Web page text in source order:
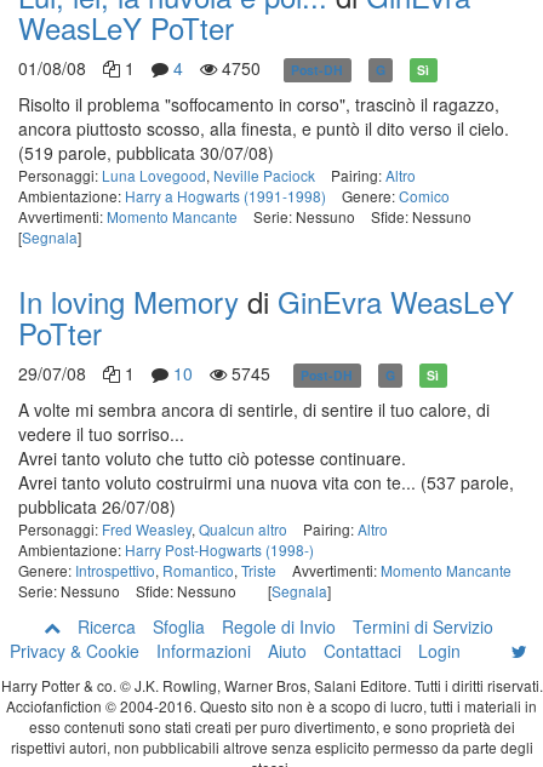
WeasLeY PoTter
01/08/08 1 4 4750 Post-DH G Sì
Risolto il problema "soffocamento in corso", trascinò il ragazzo,
ancora piuttosto scosso, alla finesta, e puntò il dito verso il cielo.
(519 parole, pubblicata 30/07/08)
Personaggi: Luna Lovegood, Neville Paciock Pairing:Altro
Ambientazione: Harry a Hogwarts (1991-1998) Genere:Comico
Avvertimenti: Momento Mancante Serie: Nessuno
Sfide: Nessuno
[Segnala]
In loving Memory di GinEvra WeasLeY
PoTter
29/07/08 1 10 5745 Post-DH G Sì
A volte mi sembra ancora di sentirle, di sentire il tuo calore, di
vedere il tuo sorriso...
Avrei tanto voluto che tutto ciò potesse continuare.
Avrei tanto voluto costruirmi una nuova vita con te... (537 parole,
pubblicata 26/07/08)
Personaggi: Fred Weasley, Qualcun altro Pairing:Altro
Ambientazione: Harry Post-Hogwarts (1998-)
Genere: Introspettivo, Romantico, Triste Avvertimenti: Momento Mancante
Serie: Nessuno
Sfide: Nessuno [Segnala]
Ricerca Sfoglia Regole di Invio
Termini di Servizio
Privacy & Cookie
Informazioni Aiuto Contattaci Login
Harry Potter & co. © J.K. Rowling, Warner Bros, Salani Editore. Tutti i diritti riservati.
Acciofanfiction © 2004-2016. Questo sito non è a scopo di lucro, tutti i materiali in
esso contenuti sono stati creati per puro divertimento, e sono proprietà dei
rispettivi autori, non pubblicabili altrove senza esplicito permesso da parte degli